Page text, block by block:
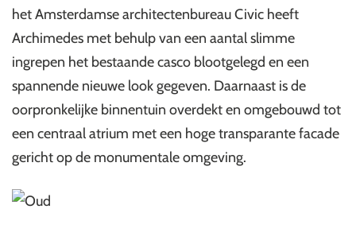
het Amsterdamse architectenbureau Civic heeft
Archimedes met behulp van een aantal slimme
ingrepen het bestaande casco blootgelegd en een
spannende nieuwe look gegeven. Daarnaast is de
oorpronkelijke binnentuin overdekt en omgebouwd tot
een centraal atrium met een hoge transparante facade
gericht op de monumentale omgeving.